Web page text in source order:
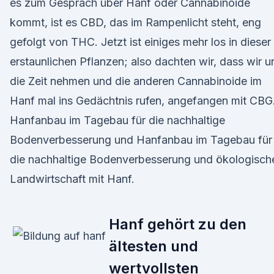
es zum Gespräch über Hanf oder Cannabinoide
kommt, ist es CBD, das im Rampenlicht steht, eng
gefolgt von THC. Jetzt ist einiges mehr los in dieser
erstaunlichen Pflanzen; also dachten wir, dass wir
die Zeit nehmen und die anderen Cannabinoide im
Hanf mal ins Gedächtnis rufen, angefangen mit CBG.
Hanfanbau im Tagebau für die nachhaltige
Bodenverbesserung und Hanfanbau im Tagebau für
die nachhaltige Bodenverbesserung und
Landwirtschaft mit Hanf.
Hanf gehört zu den
ältesten und
wertvollsten